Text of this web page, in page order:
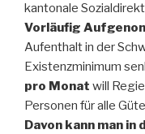
kantonale
Vorläufig
Aufenthalt in der
Existenzminimum
pro Monat will
Personen für alle
Davon kann man